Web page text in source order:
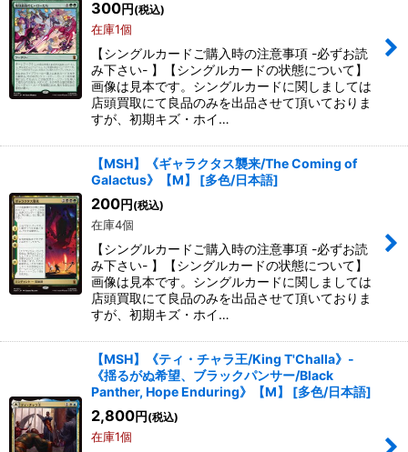
300円 (税込)
在庫1個
【シングルカードご購入時の注意事項 -必ずお読
み下さい- 】【シングルカードの状態について】
画像は見本です。シングルカードに関しましては
店頭買取にて良品のみを出品させて頂いておりま
すが、初期キズ・ホイ…
【MSH】《ギャラクタス襲来/The Coming of
Galactus》【M】
[多色/日本語]
200円 (税込)
在庫4個
【シングルカードご購入時の注意事項 -必ずお読
み下さい- 】【シングルカードの状態について】
画像は見本です。シングルカードに関しましては
店頭買取にて良品のみを出品させて頂いておりま
すが、初期キズ・ホイ…
【MSH】《ティ・チャラ王/King T'Challa》-
《揺るがぬ希望、ブラックパンサー/Black
Panther, Hope Enduring》【M】
[多色/日本語]
2,800円 (税込)
在庫1個